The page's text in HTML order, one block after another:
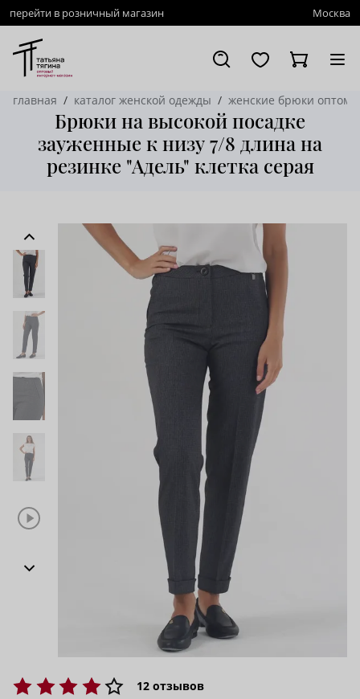
перейти в розничный магазин Москва
главная каталог женской одежды женские брюки оптом
Брюки на высокой посадке
зауженные к низу 7/8 длина на
резинке "Адель" клетка серая
12 отзывов